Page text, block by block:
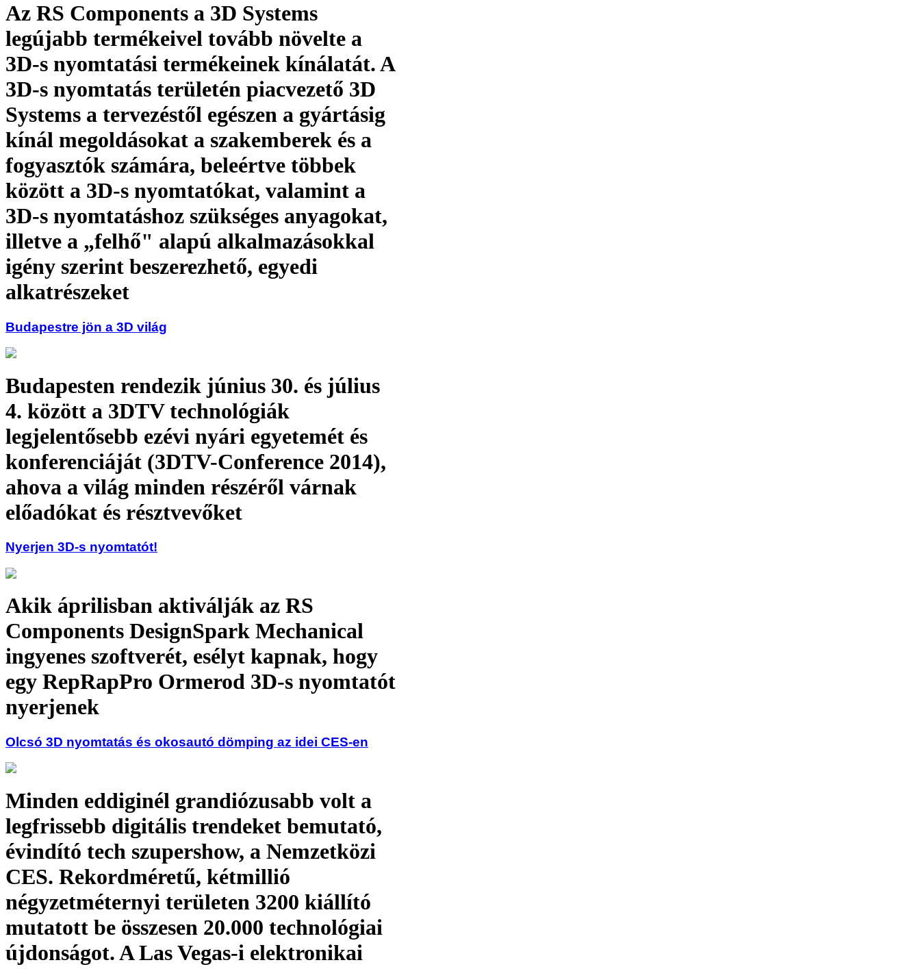
Az RS Components a 3D Systems
legújabb termékeivel tovább növelte a
3D-s nyomtatási termékeinek kínálatát. A
3D-s nyomtatás területén piacvezető 3D
Systems a tervezéstől egészen a gyártásig
kínál megoldásokat a szakemberek és a
fogyasztók számára, beleértve többek
között a 3D-s nyomtatókat, valamint a
3D-s nyomtatáshoz szükséges anyagokat,
illetve a „felhő" alapú alkalmazásokkal
igény szerint beszerezhető, egyedi
alkatrészeket
Budapestre jön a 3D világ
Budapesten rendezik június 30. és július
4. között a 3DTV technológiák
legjelentősebb ezévi nyári egyetemét és
konferenciáját (3DTV-Conference 2014),
ahova a világ minden részéről várnak
előadókat és résztvevőket
Nyerjen 3D-s nyomtatót!
Akik áprilisban aktiválják az RS
Components DesignSpark Mechanical
ingyenes szoftverét, esélyt kapnak, hogy
egy RepRapPro Ormerod 3D-s nyomtatót
nyerjenek
Olcsó 3D nyomtatás és okosautó dömping az idei CES-en
Minden eddiginél grandiózusabb volt a
legfrissebb digitális trendeket bemutató,
évindító tech szupershow, a Nemzetközi
CES. Rekordméretű, kétmillió
négyzetméternyi területen 3200 kiállító
mutatott be összesen 20.000 technológiai
újdonságot. A Las Vegas-i elektronikai